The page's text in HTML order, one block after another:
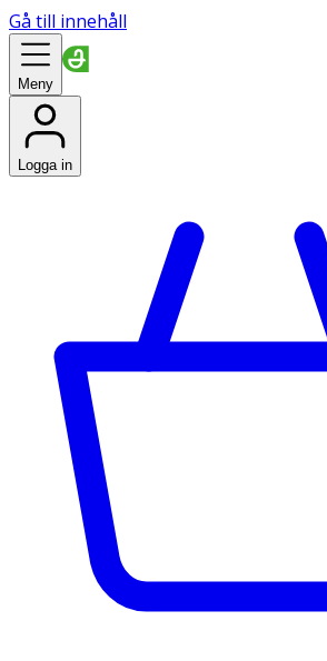
Gå till innehåll
Meny
Logga in